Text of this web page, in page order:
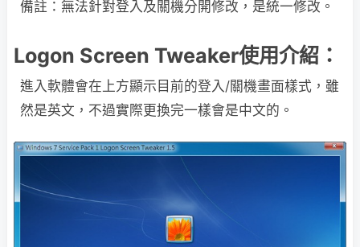
備註：無法針對登入及關機分開修改，是統一修改。
Logon Screen Tweaker使用介紹：
進入軟體會在上方顯示目前的登入/關機畫面樣式，雖
然是英文，不過實際更換完一樣會是中文的。